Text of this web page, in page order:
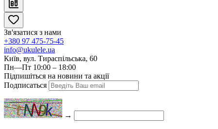
Зв'язатися з нами
+380 97 475-75-45
info@ukulele.ua
Київ, вул. Тираспільська, 60
Пн—Пт 10:00 – 18:00
Підпишіться на новини та акції
Подписаться
→